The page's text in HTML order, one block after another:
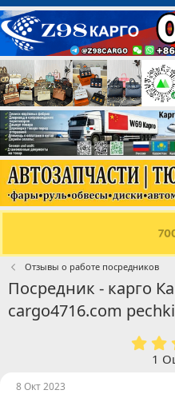
Отзывы о работе посредников
Посредник - карго
cargo4716.com
1
8 Окт 2023